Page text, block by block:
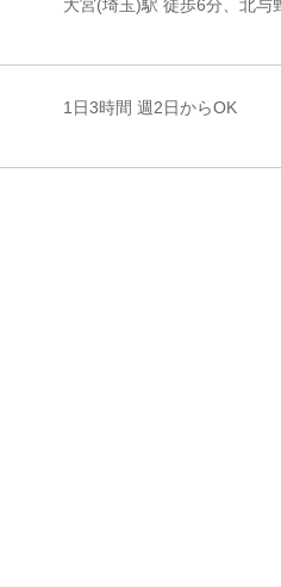
大宮(埼玉)駅 徒歩6分、北与
1日3時間 週2日からOK